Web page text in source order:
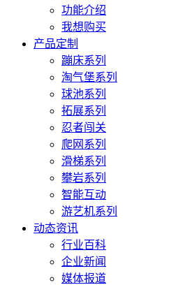
功能介绍
我想购买
产品定制
蹦床系列
淘气堡系列
球池系列
拓展系列
忍者闯关
爬网系列
滑梯系列
攀岩系列
智能互动
游艺机系列
动态资讯
行业百科
企业新闻
媒体报道